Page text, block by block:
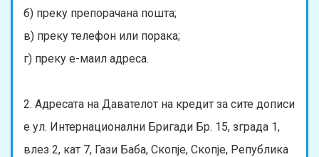
б) преку препорачана пошта;
в) преку телефон или порака;
г) преку е-маил адреса.
2. Адресата на Давателот на кредит за сите дописи
е ул. Интернационални Бригади Бр. 15, зграда 1,
влез 2, кат 7, Гази Баба, Скопје, Скопје, Република